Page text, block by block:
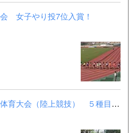
女子やり投7位入賞！
群馬県高等学校総合体育大会（陸上競技） ５種目で関東大会出場